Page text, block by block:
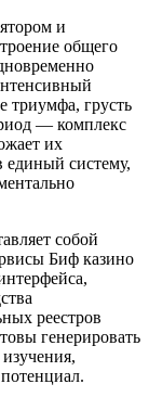
и
общего
триумфа, грусть
— комплекс
их
единый систему,
собой
Биф казино
реестров
генерировать